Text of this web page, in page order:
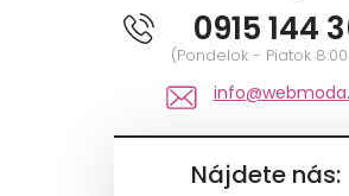
0915 144
(Pondelok - Piatok
Nájdete nás: